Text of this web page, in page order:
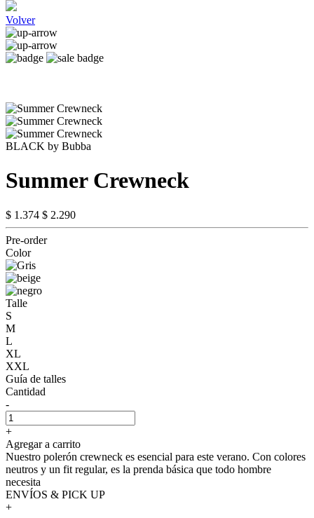
Volver
BLACK by Bubba
Summer Crewneck
$ 1.374 $ 2.290
Pre-order
Color
Talle
S
M
L
XL
XXL
Guía de talles
Cantidad
-
+
Agregar a carrito
Nuestro polerón crewneck es esencial para este verano. Con colores
neutros y un fit regular, es la prenda básica que todo hombre
necesita
ENVÍOS & PICK UP
+